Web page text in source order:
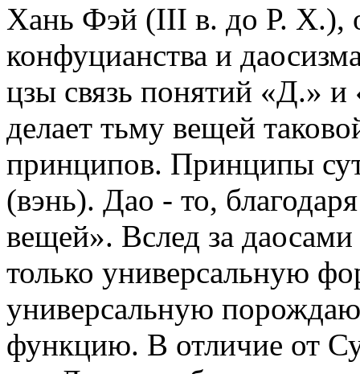
Хань Фэй (III в. до Р. Х.),
конфуцианства и
цзы связь понятий «Д.»
делает тьму вещей
принципов. Принципы
(вэнь). Дао - то,
вещей». Вслед за
только универсальную
универсальную
функцию. В отличие от